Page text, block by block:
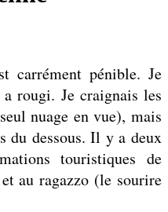
carrément pénible. Je
rougi. Je craignais les
nuage en vue), mais
du dessous. Il y a deux
touristiques de
au ragazzo (le sourire